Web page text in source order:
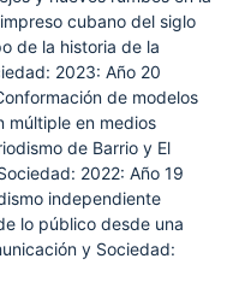
cubano del siglo
de la historia de la
2023: Año 20
de modelos
múltiple en medios
de Barrio y El
2022: Año 19
independiente
lo público desde una
y Sociedad: